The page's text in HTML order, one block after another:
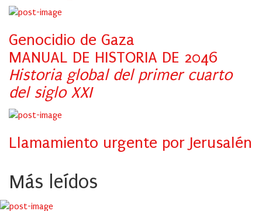
Genocidio de Gaza
MANUAL DE HISTORIA DE 2046
Historia global del primer cuarto
del siglo XXI
Llamamiento urgente por Jerusalén
Más leídos